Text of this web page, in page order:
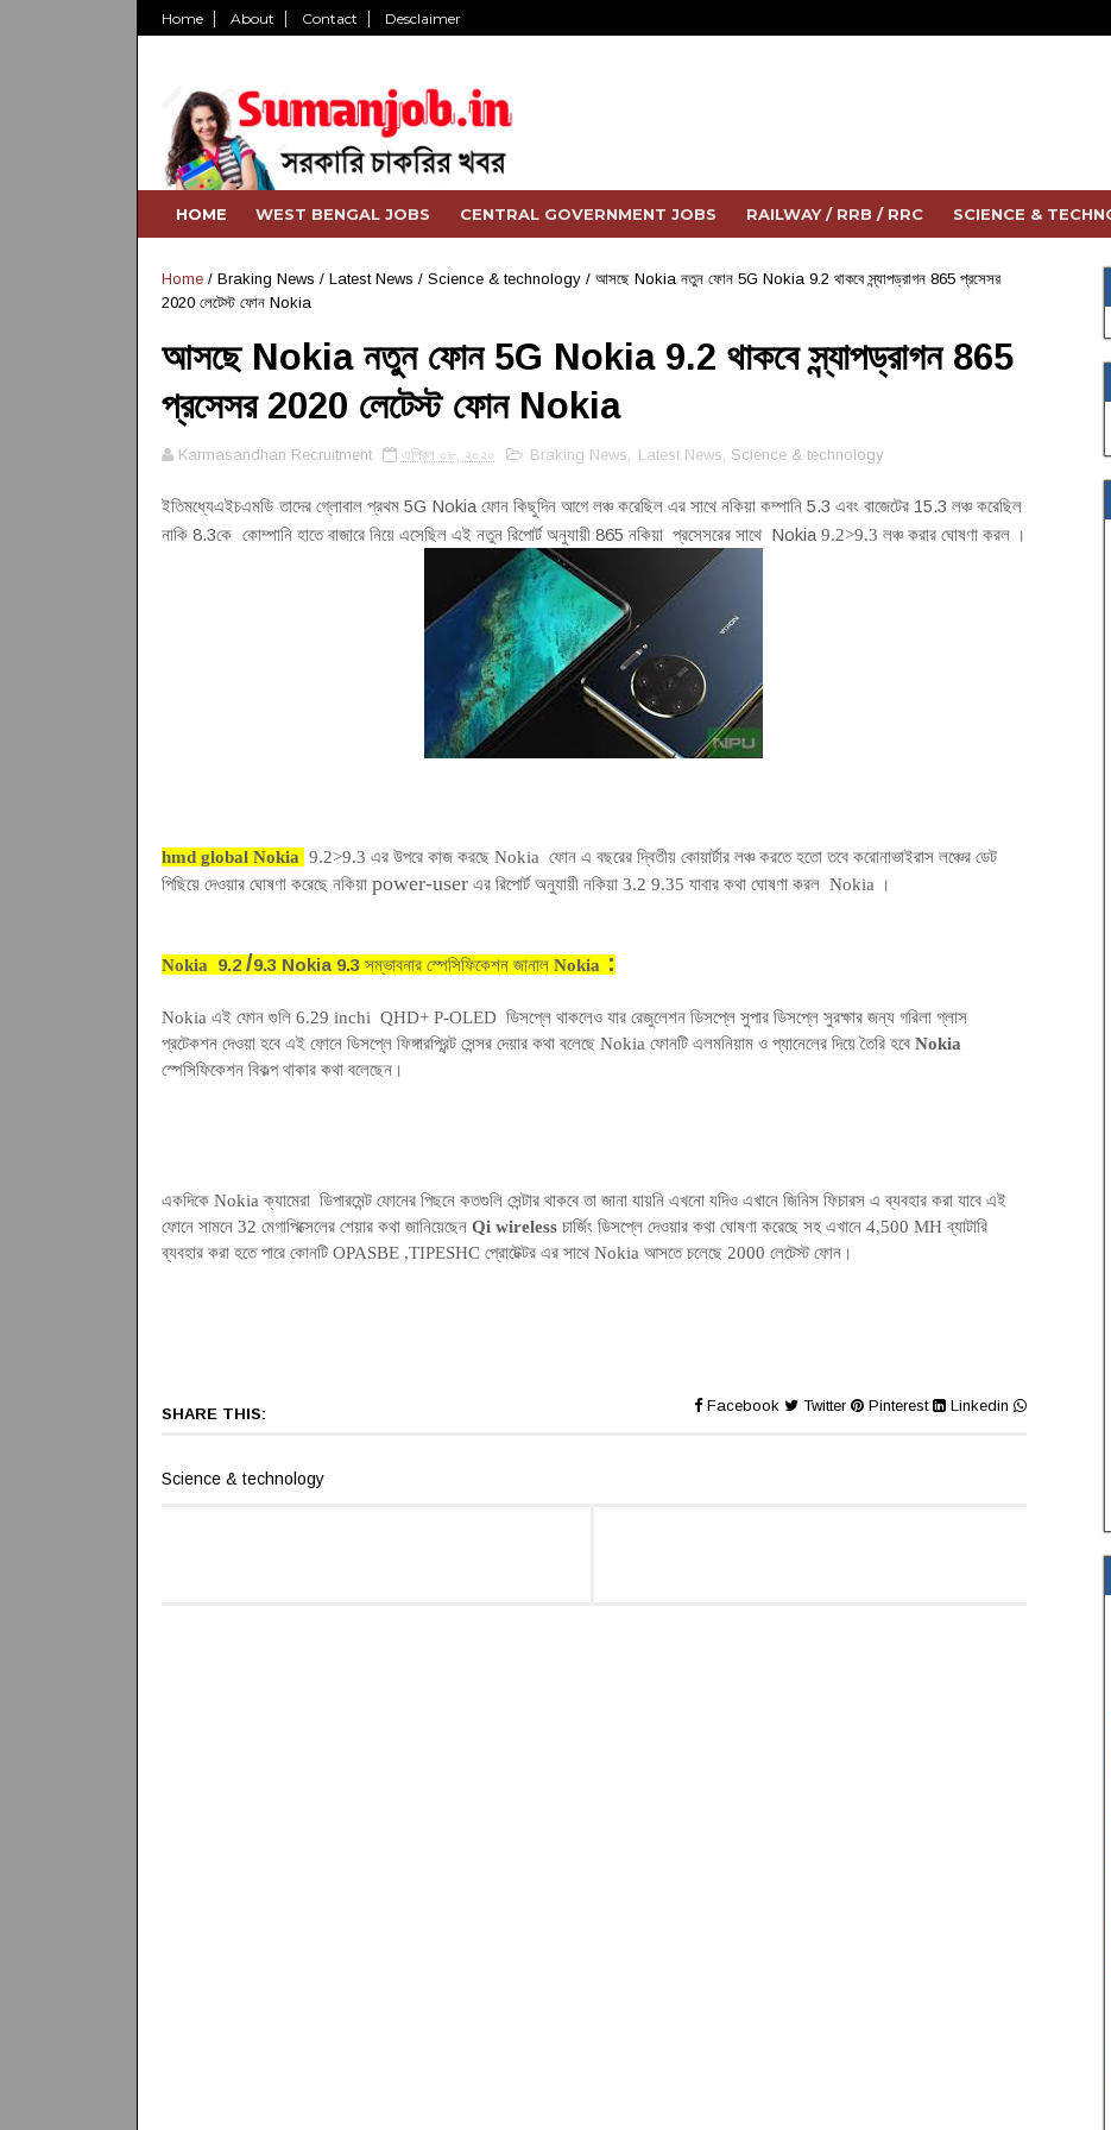
Home About Contact Desclaimer
HOME WEST BENGAL JOBS CENTRAL GOVERNMENT JOBS RAILWAY / RRB / RRC SCIENCE &
Home/ Braking News / Latest News / Science & technology/ আসছে Nokia নতুন ফোন 5G Nokia 9.2 থাকবে স্ন্যাপড্রাগন 865 প্রসেসর
2020 লেটেস্ট ফোন Nokia
আসছে Nokia নতুন ফোন 5G Nokia 9.2 থাকবে স্ন্যাপড্রাগন 865
প্রসেসর 2020 লেটেস্ট ফোন Nokia
Karmasandhan Recruitment এপ্রিল ০৮, ২০২০ Braking News, Latest News, Science & technology
ইতিমধ্যেএইচএমডি তাদের গ্লোবাল প্রথম 5G Nokia ফোন কিছুদিন আগে লঞ্চ করেছিল এর সাথে নকিয়া কম্পানি 5.3 এবং বাজেটের 15.3 লঞ্চ করেছিল
নাকি 8.3কে কোম্পানি হাতে বাজারে নিয়ে এসেছিল এই নতুন রিপোর্ট অনুযায়ী 865 নকিয়া প্রসেসরের সাথে Nokia 9.2>9.3 লঞ্চ করার ঘোষণা করল ।
hmd global Nokia 9.2>9.3 এর উপরে কাজ করছে Nokia ফোন এ বছরের দ্বিতীয় কোয়ার্টার লঞ্চ করতে হতো তবে করোনাভাইরাস লঞ্চের ডেট
পিছিয়ে দেওয়ার ঘোষণা করেছে নকিয়া power-userএর রিপোর্ট অনুযায়ী নকিয়া 3.2 9.35 যাবার কথা ঘোষণা করল Nokia ।
Nokia 9.2 /9.3 Nokia 9.3 সম্ভাবনার স্পেসিফিকেশন জানাল Nokia:
Nokia এই ফোন গুলি 6.29 inchi QHD+ P-OLED ডিসপ্লে থাকলেও যার রেজুলেশন ডিসপ্লে সুপার ডিসপ্লে সুরক্ষার জন্য গরিলা গ্লাস
প্রটেকশন দেওয়া হবে এই ফোনে ডিসপ্লে ফিঙ্গারপ্রিন্ট সেন্সর দেয়ার কথা বলেছে Nokia ফোনটি এলমনিয়াম ও প্যানেলের দিয়ে তৈরি হবে Nokia
স্পেসিফিকেশন বিকল্প থাকার কথা বলেছেন।
একদিকে Nokia ক্যামেরা ডিপারমেন্ট ফোনের পিছনে কতগুলি সেন্টার থাকবে তা জানা যায়নি এখনো যদিও এখানে জিনিস ফিচারস এ ব্যবহার করা যাবে এই
ফোনে সামনে 32 মেগাপিক্সেলের শেয়ার কথা জানিয়েছেন Qi wireless চার্জিং ডিসপ্লে দেওয়ার কথা ঘোষণা করেছে সহ এখানে 4,500 MH ব্যাটারি
ব্যবহার করা হতে পারে কোনটি OPASBE ,TIPESHC প্রোটেক্টর এর সাথে Nokia আসতে চলেছে 2000 লেটেস্ট ফোন।
SHARE THIS: Facebook Twitter Pinterest Linkedin
Science & technology